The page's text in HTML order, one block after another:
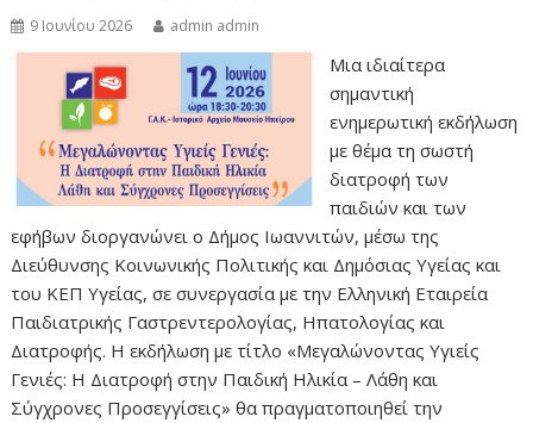
9 Ιουνίου 2026 admin admin
Μια ιδιαίτερα
σημαντική
ενημερωτική εκδήλωση
με θέμα τη σωστή
διατροφή των
παιδιών και των
εφήβων διοργανώνει ο Δήμος Ιωαννιτών, μέσω της
Διεύθυνσης Κοινωνικής Πολιτικής και Δημόσιας Υγείας και
του ΚΕΠ Υγείας, σε συνεργασία με την Ελληνική Εταιρεία
Παιδιατρικής Γαστρεντερολογίας, Ηπατολογίας και
Διατροφής. Η εκδήλωση με τίτλο «Μεγαλώνοντας Υγιείς
Γενιές: Η Διατροφή στην Παιδική Ηλικία – Λάθη και
Σύγχρονες Προσεγγίσεις» θα πραγματοποιηθεί την